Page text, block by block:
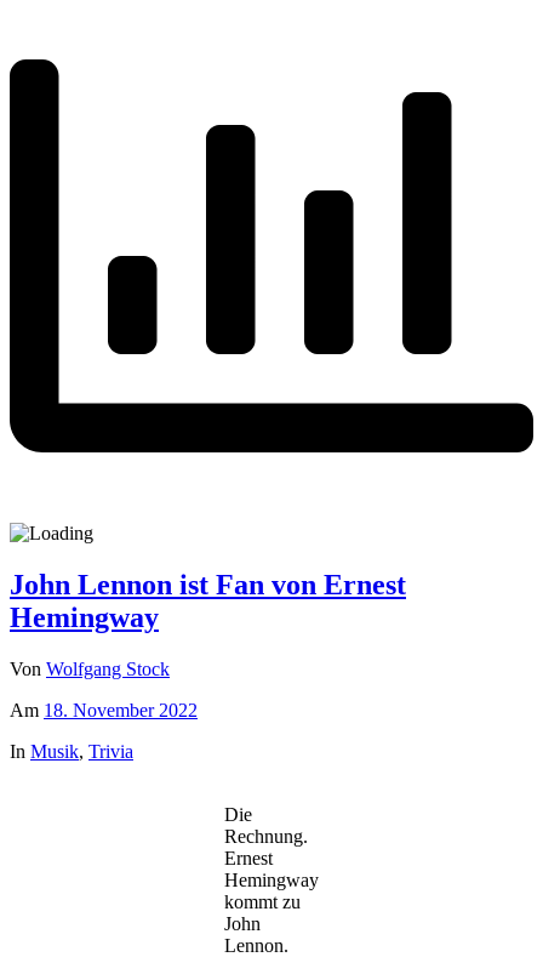
John Lennon ist Fan von Ernest
Hemingway
Von Wolfgang Stock
Am 18. November 2022
In Musik, Trivia
Die
Rechnung.
Ernest
Hemingway
kommt zu
John
Lennon.